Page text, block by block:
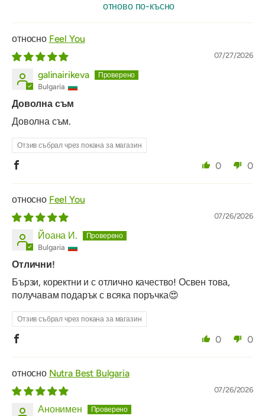
отново по-късно
Feel You
07/27/2026
galinairikeva
Bulgaria
Доволна съм
Доволна съм.
Отзив събрал чрез покана за магазин
0 0
Feel You
07/26/2026
Йоана И.
Bulgaria
Отлични!
Бързи, коректни и с отлично качество! Освен това,
получавам подарък с всяка поръчка😍
Отзив събрал чрез покана за магазин
0 0
Nutra Best Bulgaria
07/26/2026
Анонимен